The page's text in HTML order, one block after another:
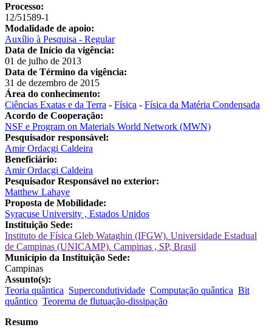
Processo:
12/51589-1
Modalidade de apoio:
Auxílio à Pesquisa - Regular
Data de Início da vigência:
01 de julho de 2013
Data de Término da vigência:
31 de dezembro de 2015
Área do conhecimento:
Ciências Exatas e da Terra - Física - Física da Matéria Condensada
Acordo de Cooperação:
NSF e Program on Materials World Network (MWN)
Pesquisador responsável:
Amir Ordacgi Caldeira
Beneficiário:
Amir Ordacgi Caldeira
Pesquisador Responsável no exterior:
Matthew Lahaye
Proposta de Mobilidade:
Syracuse University , Estados Unidos
Instituição Sede:
Instituto de Física Gleb Wataghin (IFGW). Universidade Estadual
de Campinas (UNICAMP). Campinas , SP, Brasil
Município da Instituição Sede:
Campinas
Assunto(s):
Teoria quântica Supercondutividade Computação quântica Bit
quântico Teorema de flutuação-dissipação
Resumo